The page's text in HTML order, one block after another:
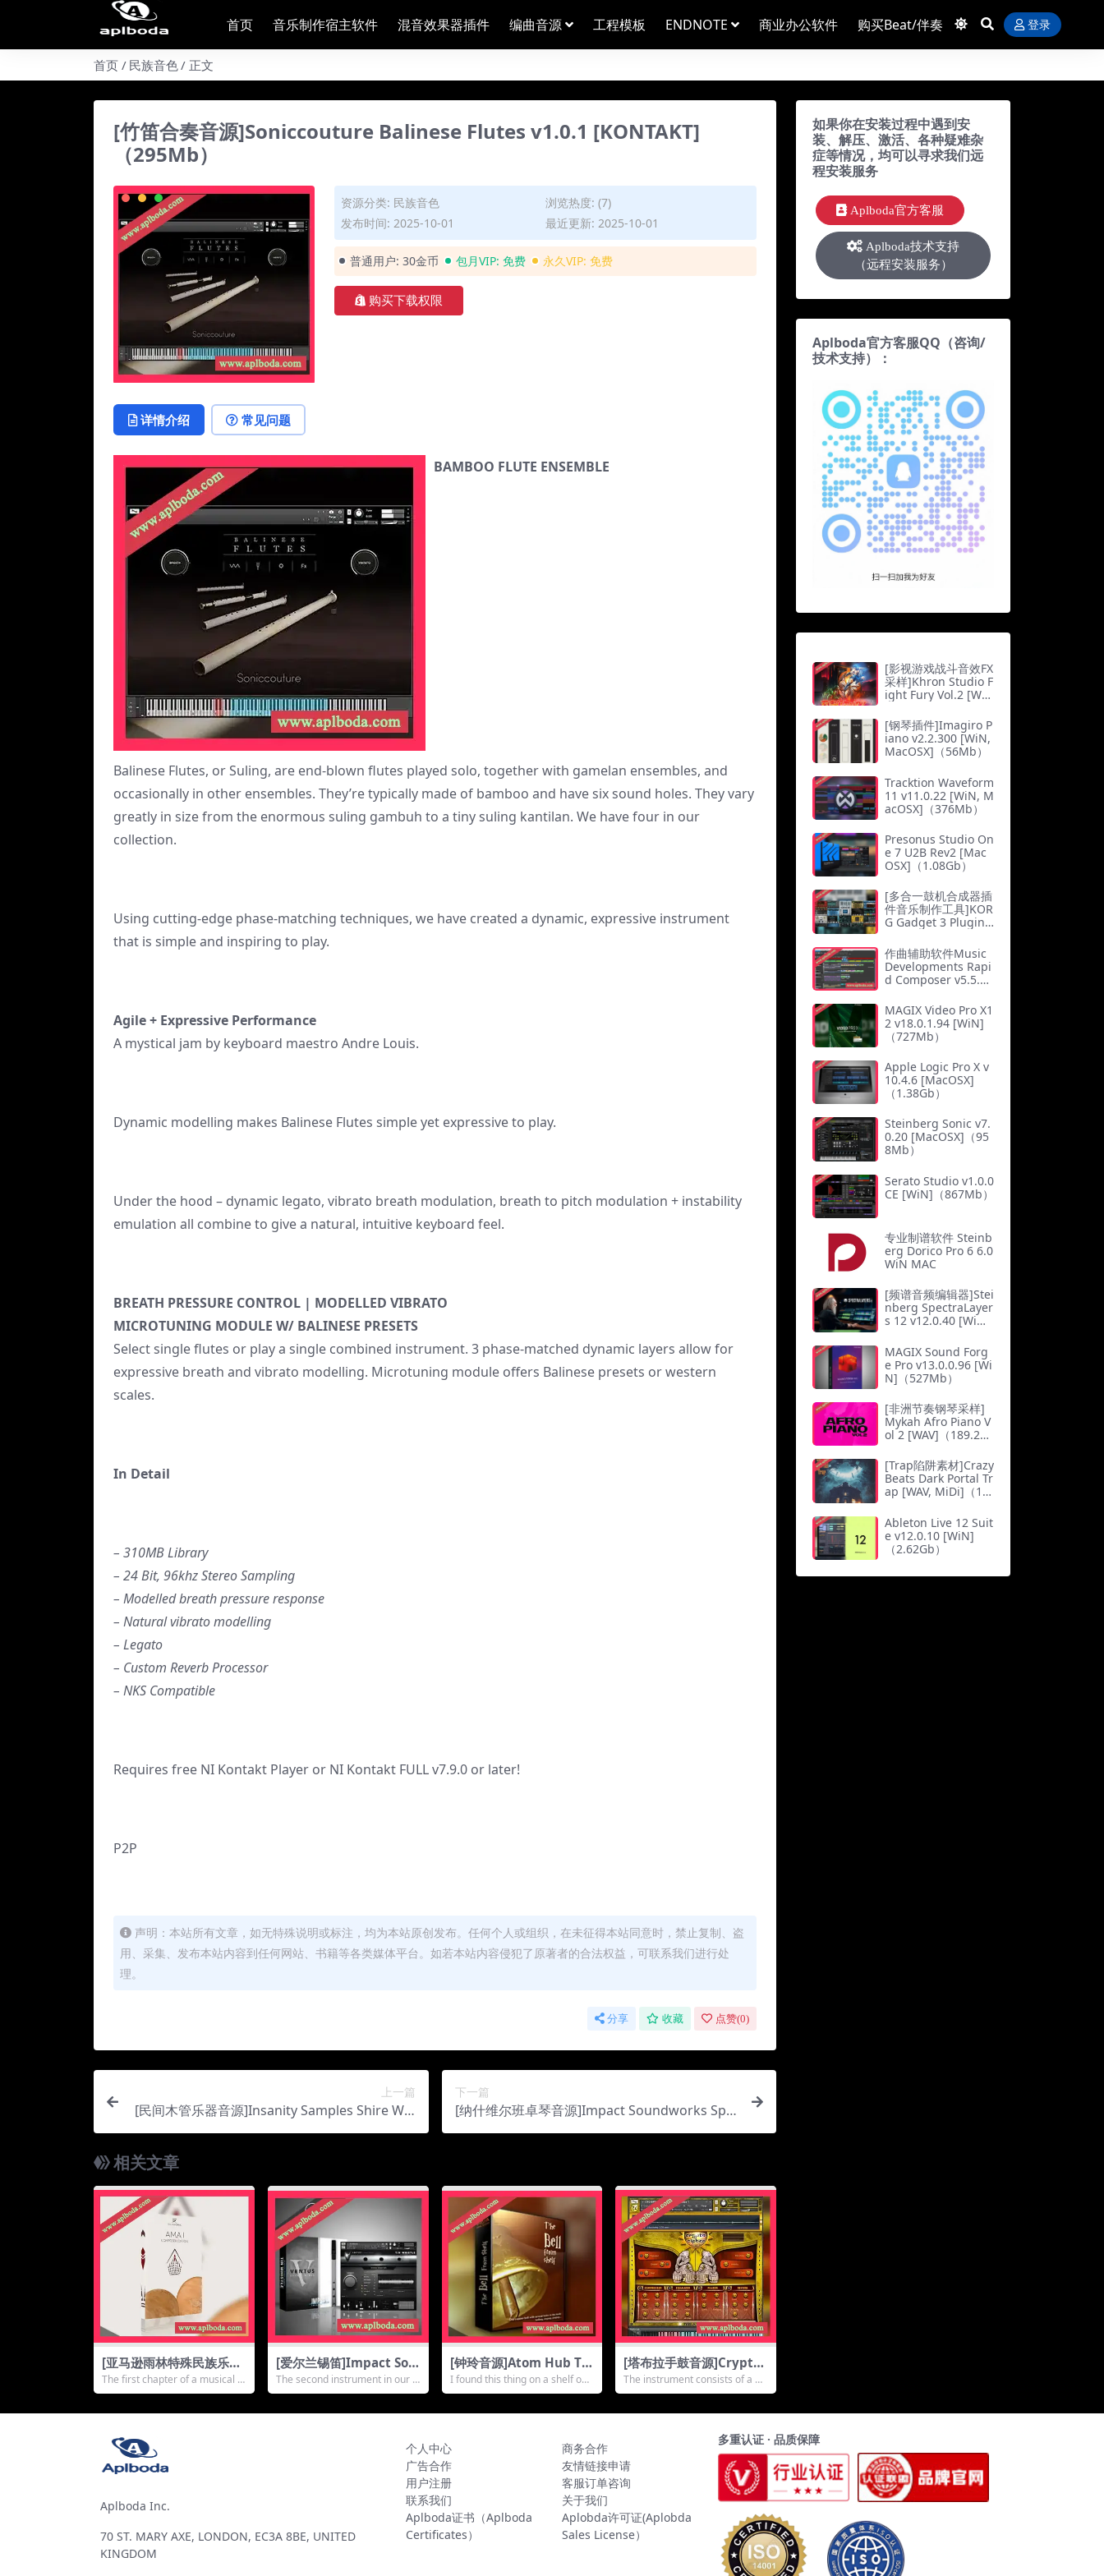
首页 音乐制作宿主软件 混音效果器插件 编曲音源 工程模板 ENDNOTE 商业办公软件 购买Beat/伴奏 登录
首页 民族音色 正文
[竹笛合奏音源]Soniccouture Balinese Flutes v1.0.1 [KONTAKT]
（295Mb）
资源分类: 民族音色
浏览热度: (7)
发布时间: 2025-10-01
最近更新: 2025-10-01
普通用户: 30金币 包月VIP: 免费 永久VIP: 免费
购买下载权限
详情介绍 常见问题
BAMBOO FLUTE ENSEMBLE
Balinese Flutes, or Suling, are end-blown flutes played solo, together with gamelan ensembles, and
occasionally in other ensembles. They’re typically made of bamboo and have six sound holes. They vary
greatly in size from the enormous suling gambuh to a tiny suling kantilan. We have four in our
collection.
Using cutting-edge phase-matching techniques, we have created a dynamic, expressive instrument
that is simple and inspiring to play.
Agile + Expressive Performance
A mystical jam by keyboard maestro Andre Louis.
Dynamic modelling makes Balinese Flutes simple yet expressive to play.
Under the hood – dynamic legato, vibrato breath modulation, breath to pitch modulation + instability
emulation all combine to give a natural, intuitive keyboard feel.
BREATH PRESSURE CONTROL | MODELLED VIBRATO
MICROTUNING MODULE W/ BALINESE PRESETS
Select single flutes or play a single combined instrument. 3 phase-matched dynamic layers allow for
expressive breath and vibrato modelling. Microtuning module offers Balinese presets or western
scales.
In Detail
– 310MB Library
– 24 Bit, 96khz Stereo Sampling
– Modelled breath pressure response
– Natural vibrato modelling
– Legato
– Custom Reverb Processor
– NKS Compatible
Requires free NI Kontakt Player or NI Kontakt FULL v7.9.0 or later!
P2P
声明：本站所有文章，如无特殊说明或标注，均为本站原创发布。任何个人或组织，在未征得本站同意时，禁止复制、盗
用、采集、发布本站内容到任何网站、书籍等各类媒体平台。如若本站内容侵犯了原著者的合法权益，可联系我们进行处
理。
分享 收藏 点赞(0)
上一篇
[民间木管乐器音源]Insanity Samples Shire Win
ds v1.5.0 [KONTAKT]（2.19Gb）
下一篇
[纳什维尔班卓琴音源]Impact Soundworks Spe
cial Reserves Nashville Banjo [KONTAKT]（1.8
相关文章
[亚马逊雨林特殊民族乐器
音源]The Amazonic AM
A I Composer Edition v
The first chapter of a musical li
brary n...
[爱尔兰锡笛]Impact Sou
ndworks VENTUS Ethni
c Winds – Tin Whistle
The second instrument in our V
ENTUS Ethn...
[钟玲音源]Atom Hub Th
e Bell From Shelf v2.0
[KONTAKT]（17Mb）
I found this thing on a shelf obv
iously ...
[塔布拉手鼓音源]Crypto
Cipher Audio Lab Tabl
a Loops [KONTAKT]（1.
The instrument consists of a pa
ir of han...
如果你在安装过程中遇到安
装、解压、激活、各种疑难杂
症等情况，均可以寻求我们远
程安装服务
Aplboda官方客服
Aplboda技术支持
（远程安装服务）
Aplboda官方客服QQ（咨询/
技术支持）：
[影视游戏战斗音效FX
采样]Khron Studio F
ight Fury Vol.2 [WA
[钢琴插件]Imagiro P
iano v2.2.300 [WiN,
MacOSX]（56Mb）
Tracktion Waveform
11 v11.0.22 [WiN, M
acOSX]（376Mb）
Presonus Studio On
e 7 U2B Rev2 [Mac
OSX]（1.08Gb）
[多合一鼓机合成器插
件音乐制作工具]KOR
G Gadget 3 Plugins
（7.35Gb）
作曲辅助软件Music
Developments Rapi
d Composer v5.5.7
MAGIX Video Pro X1
2 v18.0.1.94 [WiN]
（727Mb）
Apple Logic Pro X v
10.4.6 [MacOSX]
（1.38Gb）
Steinberg Sonic v7.
0.20 [MacOSX]（95
8Mb）
Serato Studio v1.0.0
CE [WiN]（867Mb）
专业制谱软件 Steinb
erg Dorico Pro 6 6.0
WiN MAC
[频谱音频编辑器]Stei
nberg SpectraLayer
s 12 v12.0.40 [WiN]
MAGIX Sound Forg
e Pro v13.0.0.96 [Wi
N]（527Mb）
[非洲节奏钢琴采样]
Mykah Afro Piano V
ol 2 [WAV]（189.24
[Trap陷阱素材]Crazy
Beats Dark Portal Tr
ap [WAV, MiDi]（12
Ableton Live 12 Suit
e v12.0.10 [WiN]
（2.62Gb）
Aplboda Inc.
70 ST. MARY AXE, LONDON, EC3A 8BE, UNITED
KINGDOM
个人中心
广告合作
用户注册
联系我们
Aplboda证书（Aplboda
Certificates）
商务合作
友情链接申请
客服订单咨询
关于我们
Aplobda许可证(Aplobda
Sales License）
多重认证 · 品质保障